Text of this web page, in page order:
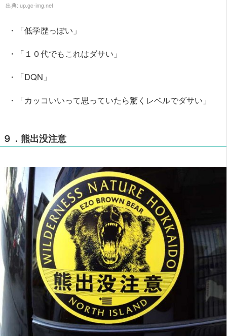
出典: up.gc-img.net
・「低学歴っぽい」
・「１０代でもこれはダサい」
・「DQN」
・「カッコいいって思っていたら驚くレベルでダサい」
９．熊出没注意